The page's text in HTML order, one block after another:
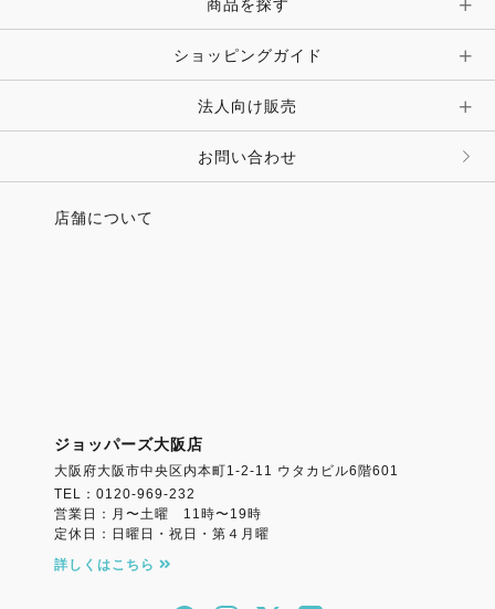
時計・財布・キーケース・革小物
キーホルダー・チャーム・ストラップ
その他 アクセサリー
商品を探す
ショッピングガイド
法人向け販売
お問い合わせ
店舗について
ジョッパーズ大阪店
大阪府大阪市中央区内本町1-2-11 ウタカビル6階601
TEL：0120-969-232
営業日：月〜土曜 11時〜19時
定休日：日曜日・祝日・第４月曜
詳しくはこちら